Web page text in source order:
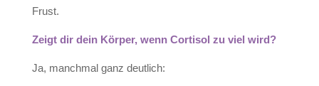
Frust.
Zeigt dir dein Körper, wenn Cortisol zu viel wird?
Ja, manchmal ganz deutlich: